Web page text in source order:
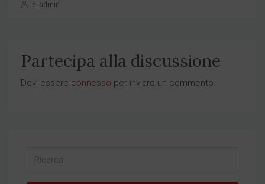
di admin
Partecipa alla discussione
Devi essere connesso per inviare un commento.